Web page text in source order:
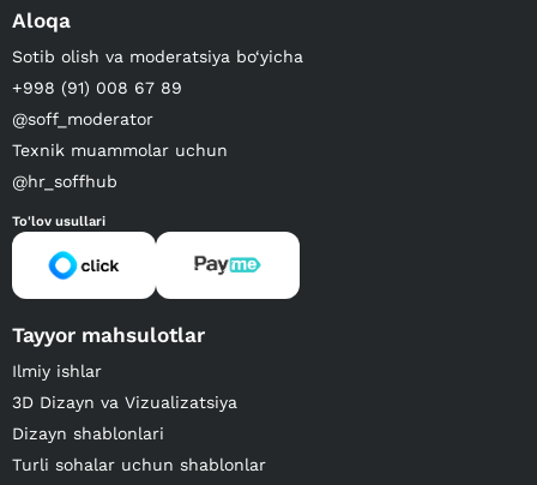
Aloqa
Sotib olish va moderatsiya bo‘yicha
+998 (91) 008 67 89
@soff_moderator
Texnik muammolar uchun
@hr_soffhub
To'lov usullari
Tayyor mahsulotlar
Ilmiy ishlar
3D Dizayn va Vizualizatsiya
Dizayn shablonlari
Turli sohalar uchun shablonlar